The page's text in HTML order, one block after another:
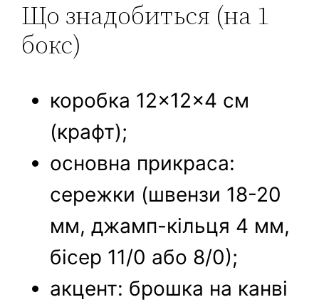
Що знадобиться (на 1
бокс)
коробка 12×12×4 см
(крафт);
основна прикраса:
сережки (швензи 18-20
мм, джамп-кільця 4 мм,
бісер 11/0 або 8/0);
акцент: брошка на канві